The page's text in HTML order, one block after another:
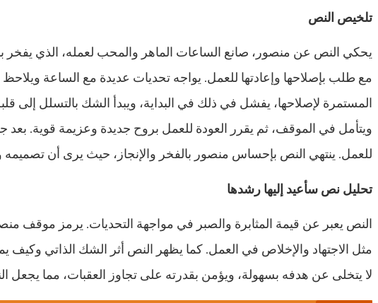
تلخيص النص
يحكي النص عن منصور، صانع الساعات الماهر والمحب لعمله، الذي
مع طلب بإصلاحها وإعادتها للعمل. يواجه تحديات عديدة مع الساعة
المستمرة لإصلاحها، يفشل في ذلك في البداية، ويبدأ الشك بالتسلل
ويتأمل في الموقف، ثم يقرر العودة للعمل بروح جديدة وعزيمة قوية.
للعمل. ينتهي النص بإحساس منصور بالفخر والإنجاز، حيث يرى أن تصميمه
تحليل نص سأعيد إليها رشدها
النص يعبر عن قيمة المثابرة والصبر في مواجهة التحديات. يرمز موقف
مثل الاجتهاد والإخلاص في العمل. كما يظهر النص أثر الشك الذاتي
لا يتخلى عن هدفه بسهولة، ويؤمن بقدرته على تجاوز العقبات، مما يجعل